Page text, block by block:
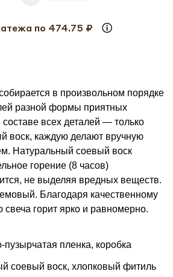
по 474.75 ₽
в произвольном порядке
разной формы приятных
всех деталей — только
воск, каждую делают вручную
Натуральный соевый воск
горение (8 часов)
не выделяя вредных веществ.
Благодаря качественному
горит ярко и равномерно.
пленка, коробка
соевый воск, хлопковый фитиль